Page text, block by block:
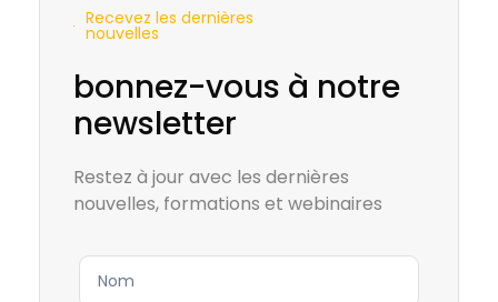
Recevez les dernières
nouvelles
bonnez-vous à notre
newsletter
Restez à jour avec les dernières
nouvelles, formations et webinaires